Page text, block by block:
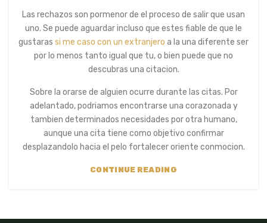
Las rechazos son pormenor de el proceso de salir que usan
uno. Se puede aguardar incluso que estes fiable de que le
gustaras si me caso con un extranjero a la una diferente ser
por lo menos tanto igual que tu, o bien puede que no
descubras una citacion.
Sobre la orarse de alguien ocurre durante las citas. Por
adelantado, podri­amos encontrarse una corazonada y
tambien determinados necesidades por otra humano,
aunque una cita tiene como objetivo confirmar
desplazandolo hacia el pelo fortalecer oriente conmocion.
CONTINUE READING